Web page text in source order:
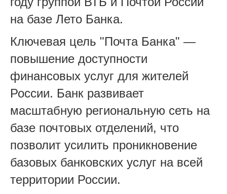
на базе Лето Банка.
Ключевая цель "Почта Банка" —
повышение доступности
финансовых услуг для жителей
России. Банк развивает
масштабную региональную сеть на
базе почтовых отделений, что
позволит усилить проникновение
базовых банковских услуг на всей
территории России.